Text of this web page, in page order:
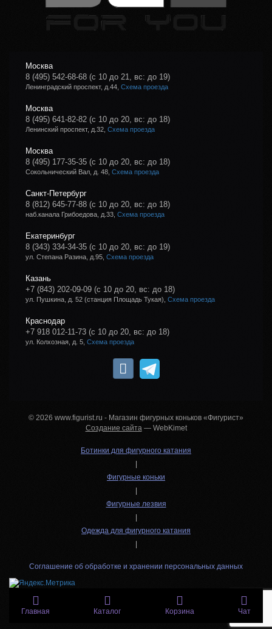
Москва
8 (495) 542-68-68 (с 10 до 21, вс: до 19)
Ленинградский проспект, д.44, Схема проезда
Москва
8 (495) 641-82-82 (с 10 до 20, вс: до 18)
Ленинский проспект, д.32, Схема проезда
Москва
8 (495) 177-35-35 (с 10 до 20, вс: до 18)
Сокольнический Вал, д. 48, Схема проезда
Санкт-Петербург
8 (812) 645-77-88 (с 10 до 20, вс: до 18)
наб.канала Грибоедова, д.33, Схема проезда
Екатеринбург
8 (343) 334-34-35 (с 10 до 20, вс: до 19)
ул. Степана Разина, д.95, Схема проезда
Казань
+7 (843) 202-09-09 (с 10 до 20, вс: до 18)
ул. Пушкина, д. 52 (станция Площадь Тукая), Схема проезда
Краснодар
+7 918 012-11-73 (с 10 до 20, вс: до 18)
ул. Колхозная, д. 5, Схема проезда
© 2026 www.figurist.ru - Магазин фигурных коньков «Фигурист»
Создание сайта — WebKimet
Ботинки для фигурного катания
|
Фигурные коньки
|
Фигурные лезвия
|
Одежда для фигурного катания
|
Соглашение об обработке и хранении персональных данных
Главная Каталог Корзина Чат